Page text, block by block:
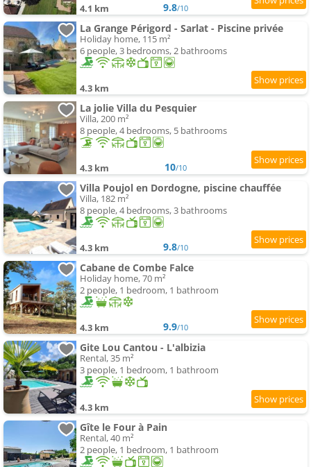
4.1 km 9.8/10
La Grange Périgord - Sarlat - Piscine privée
Holiday home, 115 m²
6 people, 3 bedrooms, 2 bathrooms
4.3 km
La jolie Villa du Pesquier
Villa, 200 m²
8 people, 4 bedrooms, 5 bathrooms
4.3 km 10/10
Villa Poujol en Dordogne, piscine chauffée
Villa, 182 m²
8 people, 4 bedrooms, 3 bathrooms
4.3 km 9.8/10
Cabane de Combe Falce
Holiday home, 70 m²
2 people, 1 bedroom, 1 bathroom
4.3 km 9.9/10
Gite Lou Cantou - L'albizia
Rental, 35 m²
3 people, 1 bedroom, 1 bathroom
4.3 km
Gîte le Four à Pain
Rental, 40 m²
2 people, 1 bedroom, 1 bathroom